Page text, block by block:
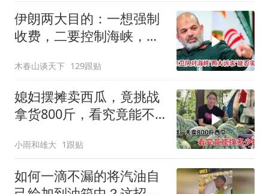
伊朗两大目的：一想强制
收费，二要控制海峡，实
木春山谈天下 129跟贴
媳妇摆摊卖西瓜，竟挑战
拿货800斤，看究竟能不
小雨和雄大 1跟贴
如何一滴不漏的将汽油自